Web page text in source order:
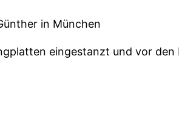
in München
eingestanzt und vor